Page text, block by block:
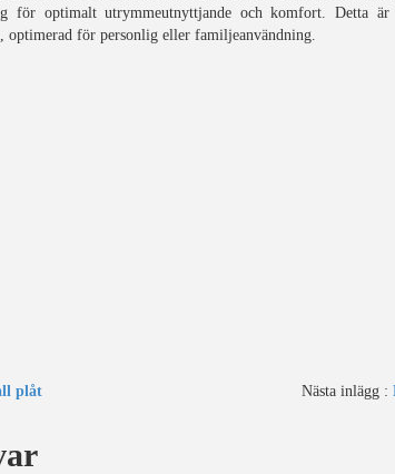
för optimalt utrymmeutnyttjande och komfort. Detta är
optimerad för personlig eller familjeanvändning.
plåt Nästa inlägg :